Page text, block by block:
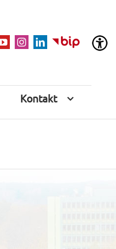
YouTubeInstagramLinkedInBIP
Kontakt